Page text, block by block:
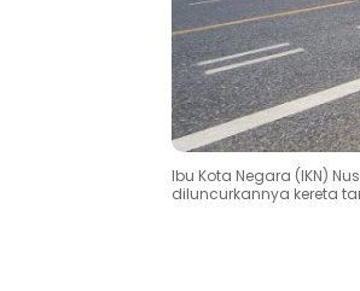
Ibu Kota Negara (IKN)
diluncurkannya kereta